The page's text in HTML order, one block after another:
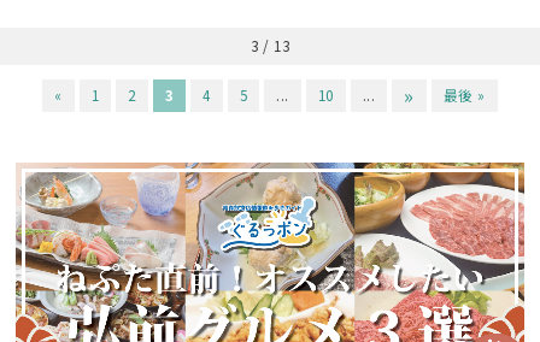
3 / 13
« 1 2 3 4 5 ... 10 ... » 最後 »